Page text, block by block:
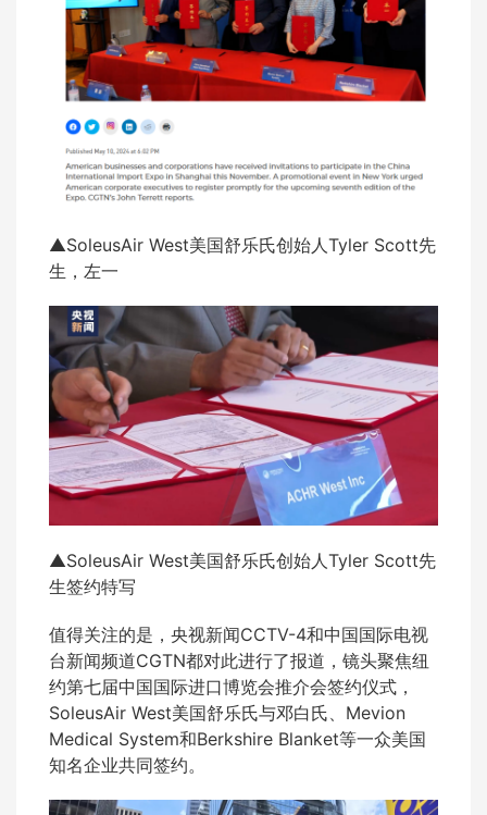
▲SoleusAir West美国舒乐氏创始人Tyler Scott先
生，左一
▲SoleusAir West美国舒乐氏创始人Tyler Scott先
生签约特写
值得关注的是，央视新闻CCTV-4和中国国际电视
台新闻频道CGTN都对此进行了报道，镜头聚焦纽
约第七届中国国际进口博览会推介会签约仪式，
SoleusAir West美国舒乐氏与邓白氏、Mevion
Medical System和Berkshire Blanket等一众美国
知名企业共同签约。